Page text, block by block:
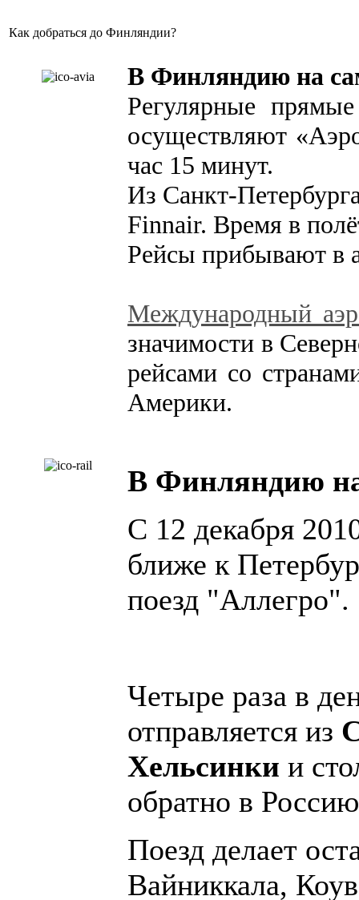
Как добраться до Финляндии?
В Финляндию на
Регулярные
осуществляют
час 15 минут.
Из Санкт-
Finnair. Время в
Рейсы прибывают в
Международный
значимости в
рейсами со
Америки.
В Финляндию на
С 12 декабря
ближе к
поезд "Аллегро".
Четыре раза в
отправляется из
Хельсинки и
обратно в
Поезд делает
Вайниккала,